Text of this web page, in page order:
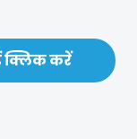
क्लिक करें